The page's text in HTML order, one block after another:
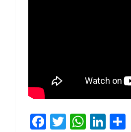
F
T
W
Li